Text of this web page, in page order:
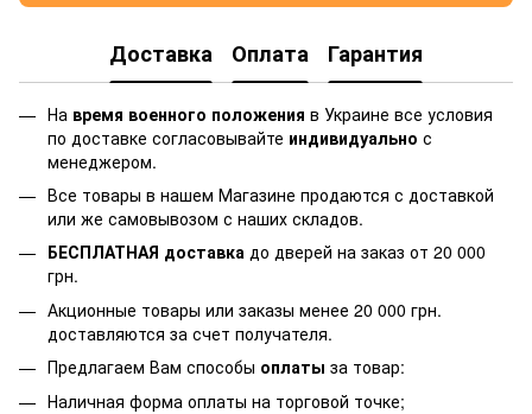
Доставка Оплата Гарантия
На время военного положения в Украине все условия
по доставке согласовывайте индивидуально с
менеджером.
Все товары в нашем Магазине продаются с доставкой
или же самовывозом с наших складов.
БЕСПЛАТНАЯ доставка до дверей на заказ от 20 000
грн.
Акционные товары или заказы менее 20 000 грн.
доставляются за счет получателя.
Предлагаем Вам способы оплаты за товар:
Наличная форма оплаты на торговой точке;